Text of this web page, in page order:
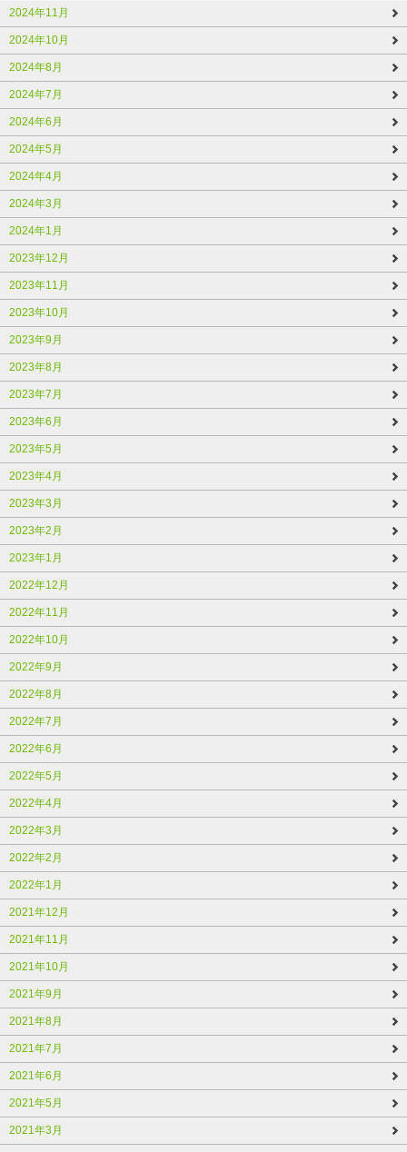
2024年11月
2024年10月
2024年8月
2024年7月
2024年6月
2024年5月
2024年4月
2024年3月
2024年1月
2023年12月
2023年11月
2023年10月
2023年9月
2023年8月
2023年7月
2023年6月
2023年5月
2023年4月
2023年3月
2023年2月
2023年1月
2022年12月
2022年11月
2022年10月
2022年9月
2022年8月
2022年7月
2022年6月
2022年5月
2022年4月
2022年3月
2022年2月
2022年1月
2021年12月
2021年11月
2021年10月
2021年9月
2021年8月
2021年7月
2021年6月
2021年5月
2021年3月